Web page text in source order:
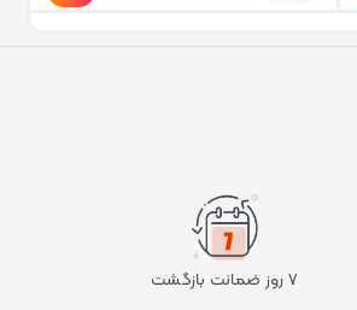
۷ روز ضمانت بازگشت